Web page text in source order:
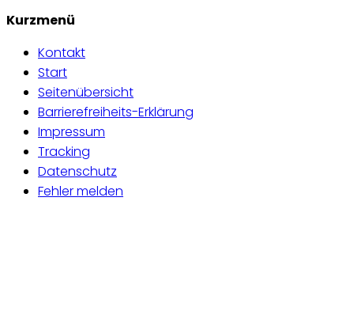
Kurzmenü
Kontakt
Start
Seitenübersicht
Barrierefreiheits-Erklärung
Impressum
Tracking
Datenschutz
Fehler melden